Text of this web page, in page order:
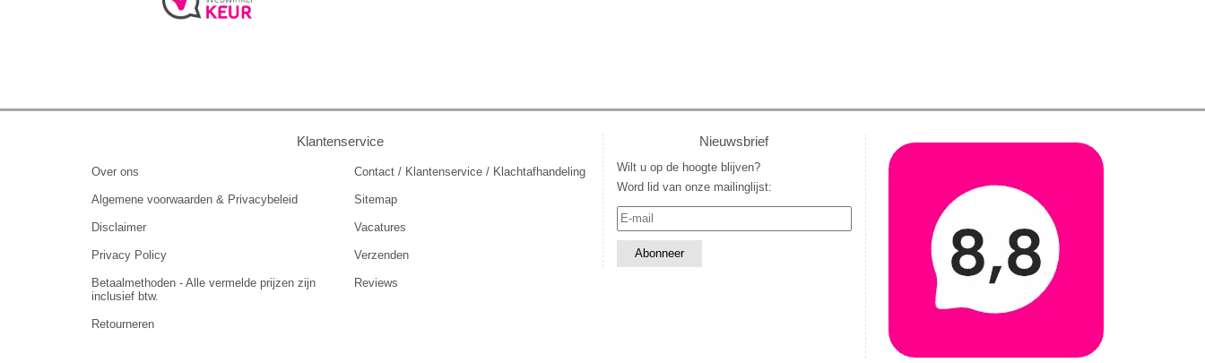
Klantenservice
Over ons
Algemene voorwaarden & Privacybeleid
Disclaimer
Privacy Policy
Betaalmethoden - Alle vermelde prijzen zijn
inclusief btw.
Retourneren
Contact / Klantenservice / Klachtafhandeling
Sitemap
Vacatures
Verzenden
Reviews
Nieuwsbrief
Wilt u op de hoogte blijven?
Word lid van onze mailinglijst: